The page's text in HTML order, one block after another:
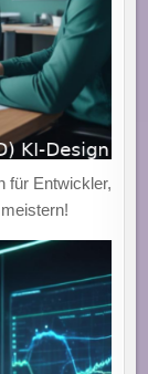
für Entwickler,